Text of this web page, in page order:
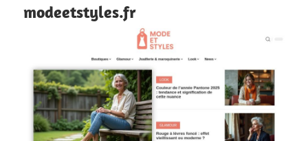
modeetstyles.fr